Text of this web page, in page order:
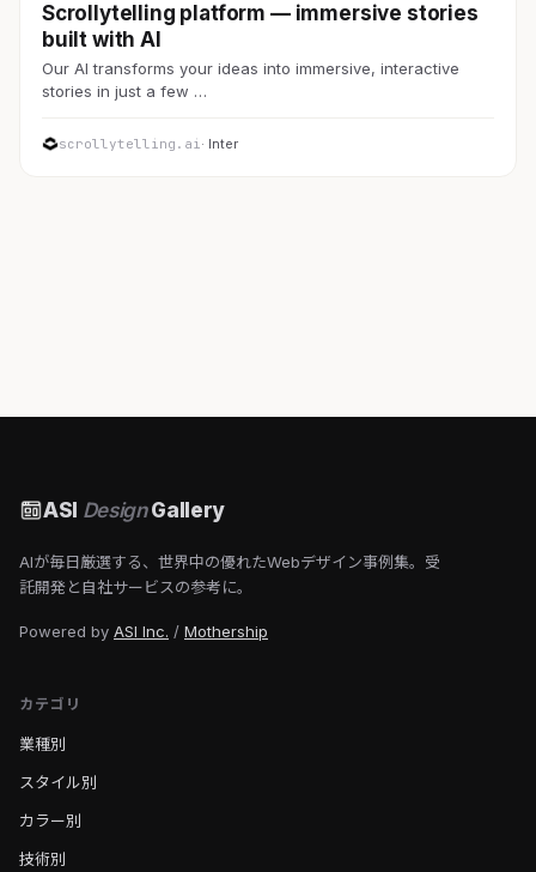
Scrollytelling platform — immersive stories
built with AI
Our AI transforms your ideas into immersive, interactive
stories in just a few …
scrollytelling.ai· Inter
ASI DesignGallery
AIが毎日厳選する、世界中の優れたWebデザイン事例集。受
託開発と自社サービスの参考に。
Powered by ASI Inc. / Mothership
カテゴリ
業種別
スタイル別
カラー別
技術別